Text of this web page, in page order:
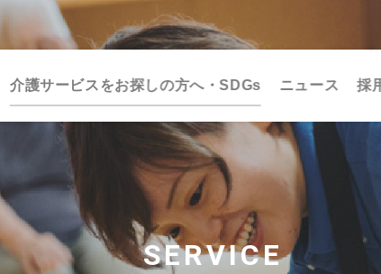
介護サービスをお探しの方へ・SDGs ニュース 採
SERVICE